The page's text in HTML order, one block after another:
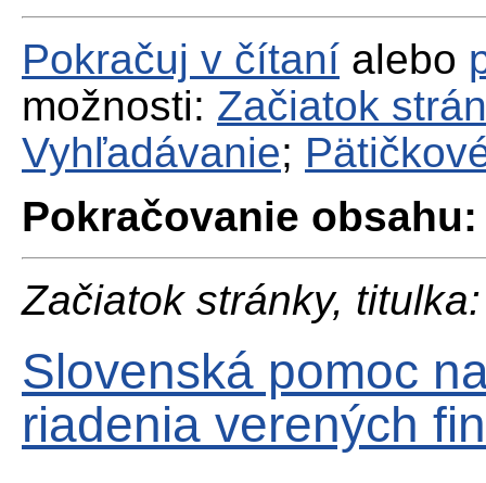
Pokračuj v čítaní alebo
možnosti: Začiatok
Vyhľadávanie;
Pokračovanie obsahu:
Začiatok stránky, titulka:
Slovenská pomoc
riadenia verených